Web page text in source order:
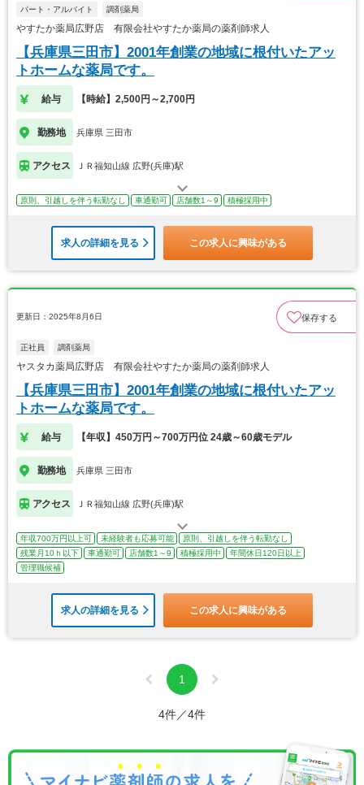
パート・アルバイト 調剤薬局
やすたか薬局広野店 有限会社やすたか薬局の薬剤師求人
【兵庫県三田市】2001年創業の地域に根付いたアッ
トホームな薬局です。
給与 【時給】2,500円～2,700円
勤務地 兵庫県 三田市
アクセス ＪＲ福知山線 広野(兵庫)駅
原則、引越しを伴う転勤なし 車通勤可 店舗数1～9 積極採用中
求人の詳細を見る この求人に興味がある
更新日：2025年8月6日 保存する
正社員 調剤薬局
ヤスタカ薬局広野店 有限会社やすたか薬局の薬剤師求人
【兵庫県三田市】2001年創業の地域に根付いたアッ
トホームな薬局です。
給与 【年収】450万円～700万円位 24歳～60歳モデル
勤務地 兵庫県 三田市
アクセス ＪＲ福知山線 広野(兵庫)駅
年収700万円以上可 未経験者も応募可能
原則、引越しを伴う転勤なし
残業月10ｈ以下
車通勤可 店舗数1～9 積極採用中
年間休日120日以上
管理職候補
求人の詳細を見る この求人に興味がある
1
4件／4件